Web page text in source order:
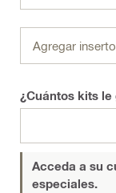
Agregar
¿Cuántos kits
Acceda a su
especiales.